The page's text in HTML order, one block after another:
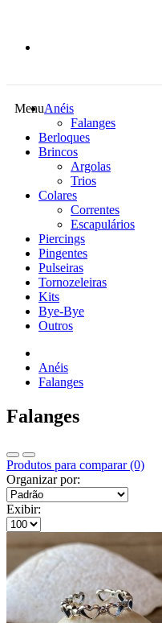
MenuAnéis
Falanges
Berloques
Brincos
Argolas
Trios
Colares
Correntes
Escapulários
Piercings
Pingentes
Pulseiras
Tornozeleiras
Kits
Bye-Bye
Outros
Anéis
Falanges
Falanges
Produtos para comparar (0)
Organizar por:
Exibir: